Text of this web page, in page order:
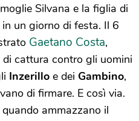
Silvana e la figlia di
un giorno di festa. Il 6
Gaetano Costa,
cattura contro gli uomini
Inzerillo e dei Gambino,
di firmare. E così via.
ammazzano il